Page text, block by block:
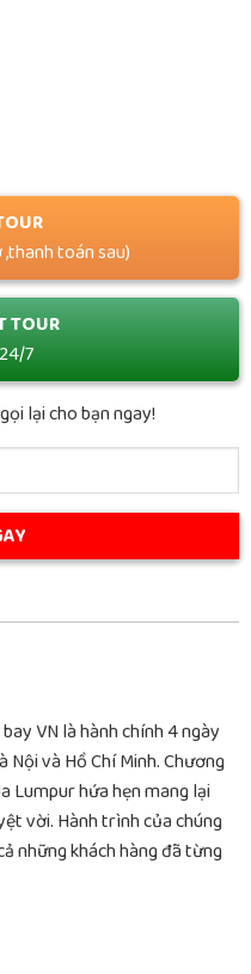
toán sau)
TOUR
7
lại cho bạn ngay!
VN là hành chính 4 ngày
và Hồ Chí Minh. Chương
Lumpur hứa hẹn mang lại
vời. Hành trình của chúng
những khách hàng đã từng